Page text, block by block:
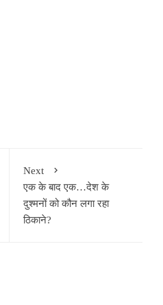
Next
एक के बाद एक…देश के
दुश्मनों को कौन लगा रहा
ठिकाने?